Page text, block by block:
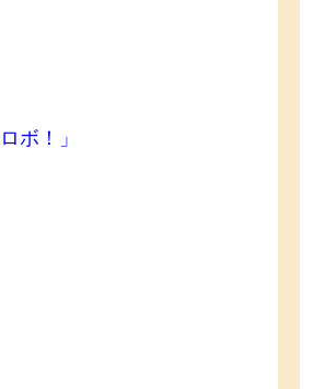
ボ！」